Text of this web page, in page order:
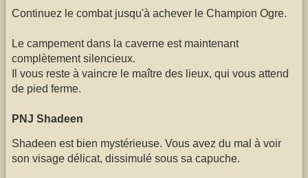
Continuez le combat jusqu'à achever le Champion Ogre.
Le campement dans la caverne est maintenant
complètement silencieux.
Il vous reste à vaincre le maître des lieux, qui vous attend
de pied ferme.
PNJ Shadeen
Shadeen est bien mystérieuse. Vous avez du mal à voir
son visage délicat, dissimulé sous sa capuche.